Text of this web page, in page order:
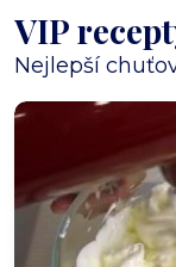
VIP
Nejlepší